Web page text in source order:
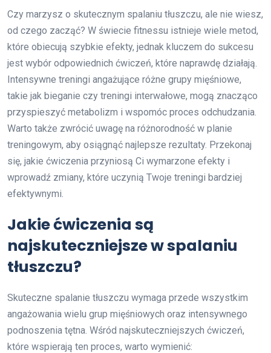
Czy marzysz o skutecznym spalaniu tłuszczu, ale nie wiesz,
od czego zacząć? W świecie fitnessu istnieje wiele metod,
które obiecują szybkie efekty, jednak kluczem do sukcesu
jest wybór odpowiednich ćwiczeń, które naprawdę działają.
Intensywne treningi angażujące różne grupy mięśniowe,
takie jak bieganie czy treningi interwałowe, mogą znacząco
przyspieszyć metabolizm i wspomóc proces odchudzania.
Warto także zwrócić uwagę na różnorodność w planie
treningowym, aby osiągnąć najlepsze rezultaty. Przekonaj
się, jakie ćwiczenia przyniosą Ci wymarzone efekty i
wprowadź zmiany, które uczynią Twoje treningi bardziej
efektywnymi.
Jakie ćwiczenia są
najskuteczniejsze w spalaniu
tłuszczu?
Skuteczne spalanie tłuszczu wymaga przede wszystkim
angażowania wielu grup mięśniowych oraz intensywnego
podnoszenia tętna. Wśród najskuteczniejszych ćwiczeń,
które wspierają ten proces, warto wymienić: